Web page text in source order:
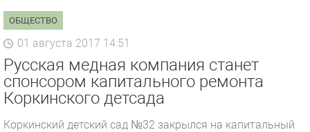
ОБЩЕСТВО
01 августа 2017 14:51
Русская медная компания станет
спонсором капитального ремонта
Коркинского детсада
Коркинский детский сад №32 закрылся на капитальный